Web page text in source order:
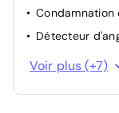
Détecteur
Système de
démarrage en
Assistance au
Voir plus (+7)